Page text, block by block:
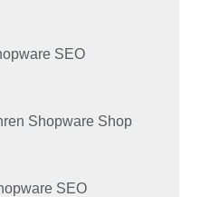
SEO
Shopware Shop
SEO